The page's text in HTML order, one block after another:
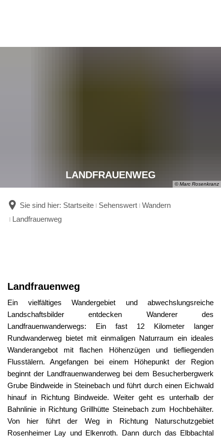
© Marc Rosenkranz
LANDFRAUENWEG
Sie sind hier: Startseite Sehenswert Wandern
Landfrauenweg
Landfrauenweg
Ein vielfältiges Wandergebiet und abwechslungsreiche
Landschaftsbilder entdecken Wanderer des
Landfrauenwanderwegs: Ein fast 12 Kilometer langer
Rundwanderweg bietet mit einmaligen Naturraum ein ideales
Wanderangebot mit flachen Höhenzügen und tiefliegenden
Flusstälern. Angefangen bei einem Höhepunkt der Region
beginnt der Landfrauenwanderweg bei dem Besucherbergwerk
Grube Bindweide in Steinebach und führt durch einen Eichwald
hinauf in Richtung Bindweide. Weiter geht es unterhalb der
Bahnlinie in Richtung Grillhütte Steinebach zum Hochbehälter.
Von hier führt der Weg in Richtung Naturschutzgebiet
Rosenheimer Lay und Elkenroth. Dann durch das Elbbachtal